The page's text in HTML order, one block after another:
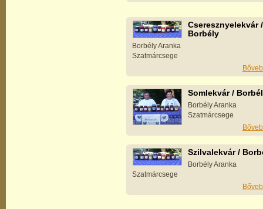
Cseresznyelekvár /
Borbély
Borbély Aranka
Szatmárcsege
Somlekvár /
Borbély Aranka
Szatmárcsege
Szilvalekvár /
Borbély Aranka
Szatmárcsege